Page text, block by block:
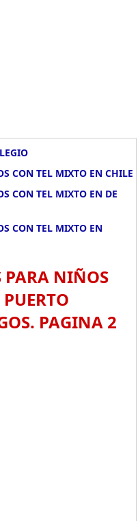
CON TEL MIXTO EN CHILE
CON TEL MIXTO EN DE
CON TEL MIXTO EN
PARA NIÑOS
PAGINA 2